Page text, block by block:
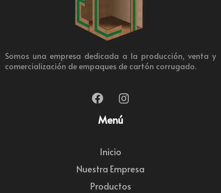
Somos una empresa dedicada a la producción, venta y
comercialización de empaques de cartón corrugado.
Menú
Inicio
Nuestra Empresa
Productos